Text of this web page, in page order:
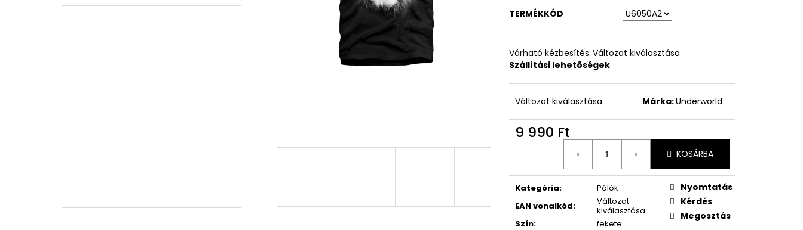
TERMÉKKÓD
Várható kézbesítés: Változat kiválasztása
Szállítási lehetőségek
Változat kiválasztása Márka:Underworld
9 990 Ft
KOSÁRBA
Kategória:
Pólók
EAN vonalkód:
Változat
kiválasztása
Szín:
fekete
Nyomtatás
Kérdés
Megosztás